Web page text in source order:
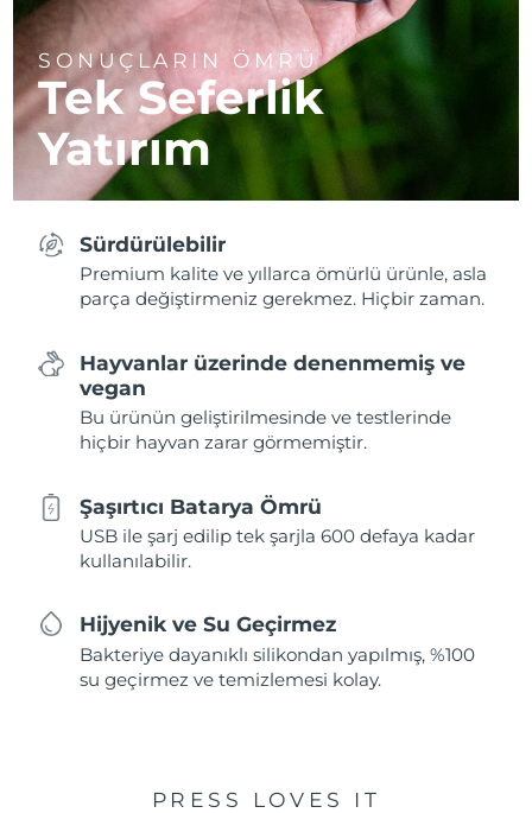
SONUÇLARIN ÖMRÜ
Tek Seferlik
Yatırım
Sürdürülebilir
Premium kalite ve yıllarca ömürlü ürünle, asla
parça değiştirmeniz gerekmez. Hiçbir zaman.
Hayvanlar üzerinde denenmemiş ve
vegan
Bu ürünün geliştirilmesinde ve testlerinde
hiçbir hayvan zarar görmemiştir.
Şaşırtıcı Batarya Ömrü
USB ile şarj edilip tek şarjla 600 defaya kadar
kullanılabilir.
Hijyenik ve Su Geçirmez
Bakteriye dayanıklı silikondan yapılmış, %100
su geçirmez ve temizlemesi kolay.
PRESS LOVES IT